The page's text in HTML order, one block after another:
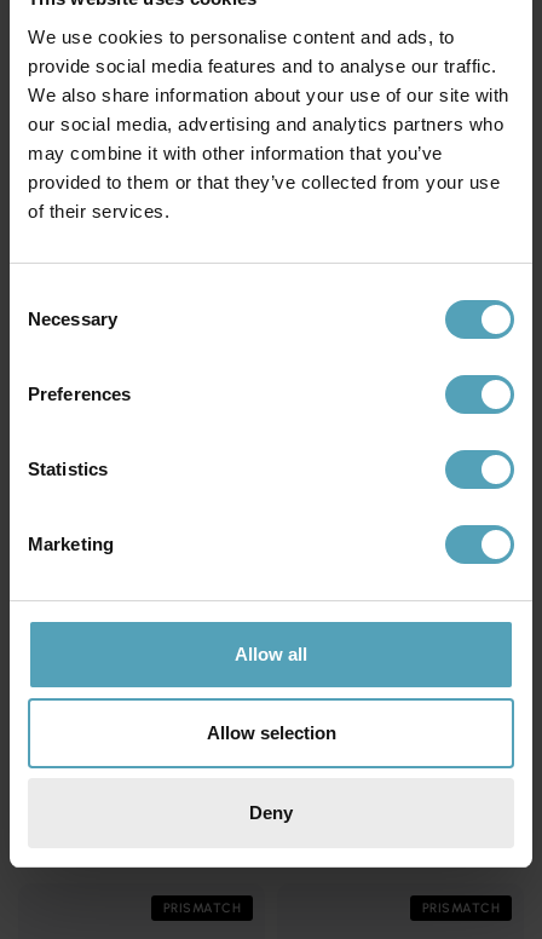
We use cookies to personalise content and ads, to
provide social media features and to analyse our traffic.
We also share information about your use of our site with
our social media, advertising and analytics partners who
may combine it with other information that you’ve
provided to them or that they’ve collected from your use
of their services.
Selection
Necessary
Preferences
Statistics
Marketing
Allow all
Allow selection
Deny
Tyson spotlight
BELID BELID
1 500 kr
PRISMATCH PRISMATCH